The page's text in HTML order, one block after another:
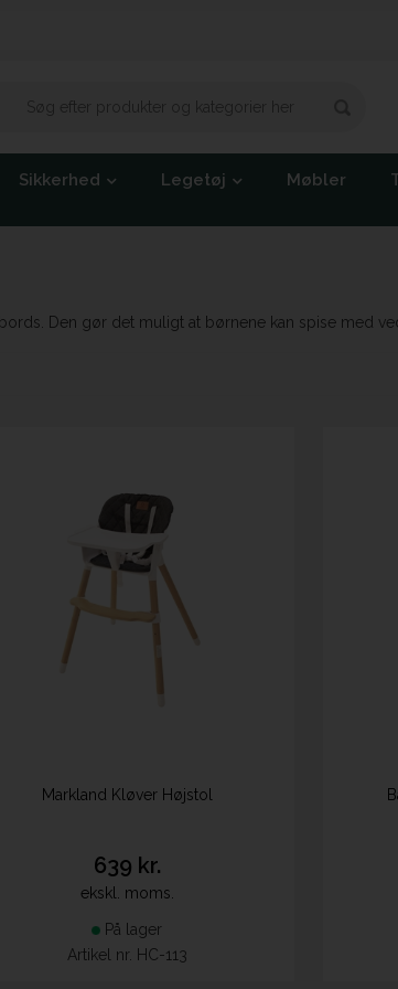
Sikkerhed Legetøj Møbler
Den gør det muligt at børnene kan spise med
Markland Kløver Højstol
639 kr.
ekskl. moms.
På lager
Artikel nr. HC-113